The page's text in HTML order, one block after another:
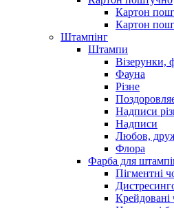
Картон
Картон
Штампінг
Штампи
Візерунки,
Фауна
Різне
Надписи
Надписи
Любов,
Флора
Фарба для
Пігментні
Крейдовані